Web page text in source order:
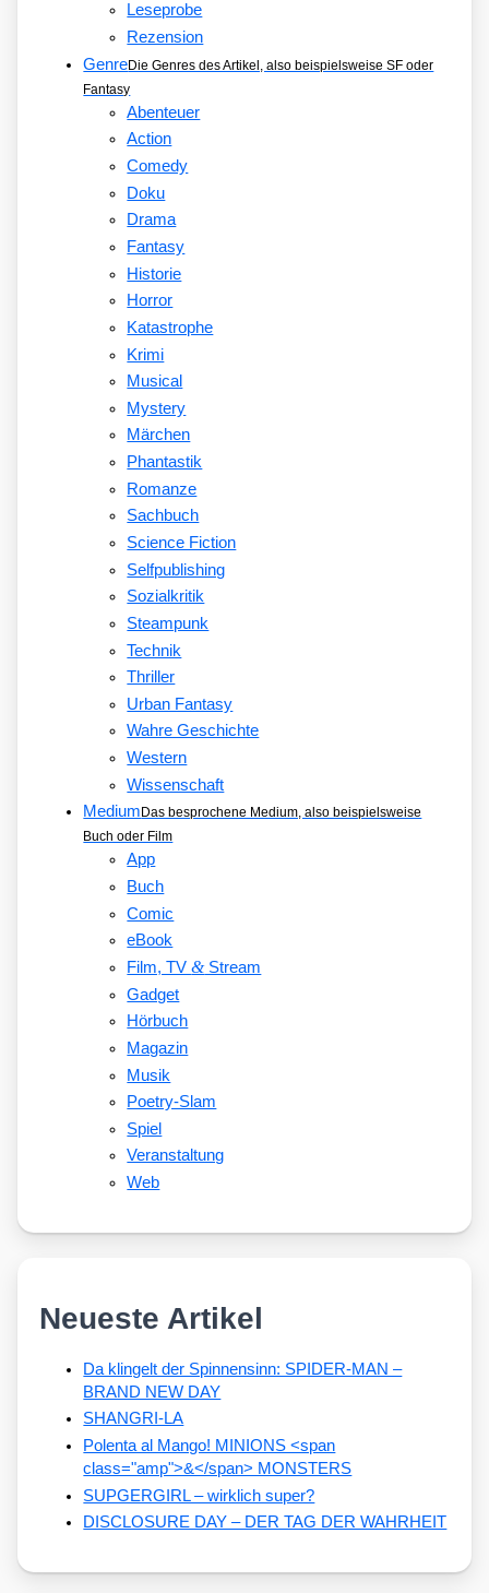
Leseprobe
Rezension
GenreDie Genres des Artikel, also beispielsweise SF oder
Fantasy
Abenteuer
Action
Comedy
Doku
Drama
Fantasy
Historie
Horror
Katastrophe
Krimi
Musical
Mystery
Märchen
Phantastik
Romanze
Sachbuch
Science Fiction
Selfpublishing
Sozialkritik
Steampunk
Technik
Thriller
Urban Fantasy
Wahre Geschichte
Western
Wissenschaft
Medium Das besprochene Medium, also beispielsweise
Buch oder Film
App
Buch
Comic
eBook
Film, TV&Stream
Gadget
Hörbuch
Magazin
Musik
Poetry-Slam
Spiel
Veranstaltung
Web
Neueste Artikel
Da klingelt der Spinnensinn: SPIDER-MAN –
BRAND NEW DAY
SHANGRI-LA
Polenta al Mango! MINIONS <span
class="amp">&</span> MONSTERS
SUPGERGIRL – wirklich super?
DISCLOSURE DAY – DER TAG DER WAHRHEIT